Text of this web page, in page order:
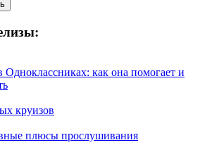
Одноклассниках: как она помогает и
круизов
плюсы прослушивания